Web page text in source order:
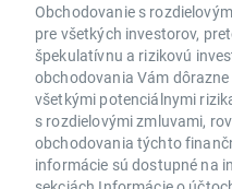
Obchodovanie s
pre všetkých investorov,
špekulatívnu a rizikovú
obchodovania Vám
všetkými potenciálnymi
s rozdielovými zmluvami,
obchodovania týchto
informácie sú dostupné na